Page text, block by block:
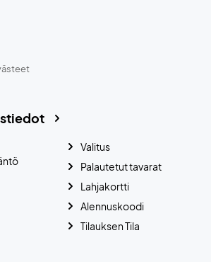
Valitus
Palautetut tavarat
Lahjakortti
Alennuskoodi
Tilauksen Tila